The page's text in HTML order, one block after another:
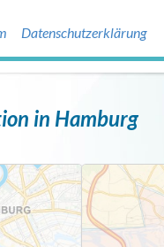
Datenschutzerklärung
in Hamburg